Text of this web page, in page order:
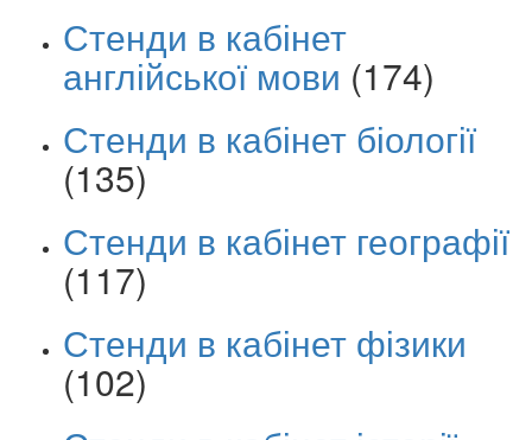
Стенди в кабінет
англійської мови (174)
Стенди в кабінет біології
(135)
Стенди в кабінет географії
(117)
Стенди в кабінет фізики
(102)